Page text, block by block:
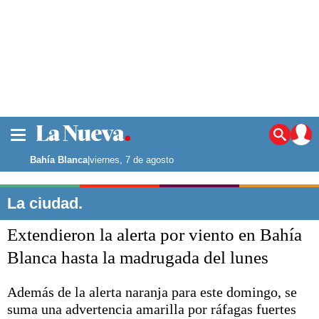
Noticias
La ciudad
Punta Alta
El mundo
Seguridad
Opinión
Deportes
Escenario Olímpico
Liga del Sur
Bahía Blanca|viernes, 7 de agosto
La ciudad.
Extendieron la alerta por viento en Bahía
Blanca hasta la madrugada del lunes
Además de la alerta naranja para este domingo, se
suma una advertencia amarilla por ráfagas fuertes